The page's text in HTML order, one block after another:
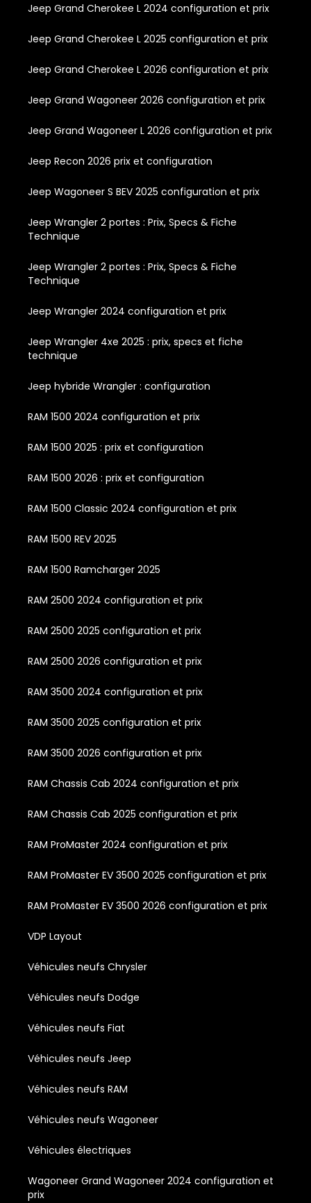
Jeep Grand Cherokee L 2024 configuration et prix
Jeep Grand Cherokee L 2025 configuration et prix
Jeep Grand Cherokee L 2026 configuration et prix
Jeep Grand Wagoneer 2026 configuration et prix
Jeep Grand Wagoneer L 2026 configuration et prix
Jeep Recon 2026 prix et configuration
Jeep Wagoneer S BEV 2025 configuration et prix
Jeep Wrangler 2 portes : Prix, Specs & Fiche
Technique
Jeep Wrangler 2 portes : Prix, Specs & Fiche
Technique
Jeep Wrangler 2024 configuration et prix
Jeep Wrangler 4xe 2025 : prix, specs et fiche
technique
Jeep hybride Wrangler : configuration
RAM 1500 2024 configuration et prix
RAM 1500 2025 : prix et configuration
RAM 1500 2026 : prix et configuration
RAM 1500 Classic 2024 configuration et prix
RAM 1500 REV 2025
RAM 1500 Ramcharger 2025
RAM 2500 2024 configuration et prix
RAM 2500 2025 configuration et prix
RAM 2500 2026 configuration et prix
RAM 3500 2024 configuration et prix
RAM 3500 2025 configuration et prix
RAM 3500 2026 configuration et prix
RAM Chassis Cab 2024 configuration et prix
RAM Chassis Cab 2025 configuration et prix
RAM ProMaster 2024 configuration et prix
RAM ProMaster EV 3500 2025 configuration et prix
RAM ProMaster EV 3500 2026 configuration et prix
VDP Layout
Véhicules neufs Chrysler
Véhicules neufs Dodge
Véhicules neufs Fiat
Véhicules neufs Jeep
Véhicules neufs RAM
Véhicules neufs Wagoneer
Véhicules électriques
Wagoneer Grand Wagoneer 2024 configuration et
prix